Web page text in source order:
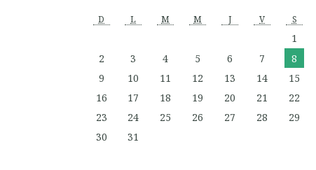
D L M M J V S
1
2
3 4 5 6 7
8
9
10 11 12 13 14
15
16
17 18 19 20 21
22
23
24 25 26 27 28
29
30
31